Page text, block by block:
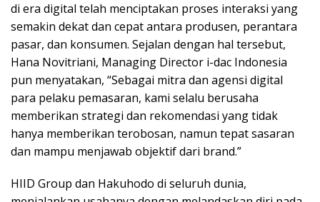
di era digital telah menciptakan proses interaksi yang
semakin dekat dan cepat antara produsen, perantara
pasar, dan konsumen. Sejalan dengan hal tersebut,
Hana Novitriani, Managing Director i-dac Indonesia
pun menyatakan, “Sebagai mitra dan agensi digital
para pelaku pemasaran, kami selalu berusaha
memberikan strategi dan rekomendasi yang tidak
hanya memberikan terobosan, namun tepat sasaran
dan mampu menjawab objektif dari brand.”
HIID Group dan Hakuhodo di seluruh dunia,